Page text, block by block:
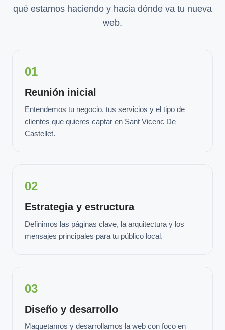
qué estamos haciendo y hacia dónde va tu nueva
web.
01
Reunión inicial
Entendemos tu negocio, tus servicios y el tipo de
clientes que quieres captar en Sant Vicenc De
Castellet.
02
Estrategia y estructura
Definimos las páginas clave, la arquitectura y los
mensajes principales para tu público local.
03
Diseño y desarrollo
Maquetamos y desarrollamos la web con foco en